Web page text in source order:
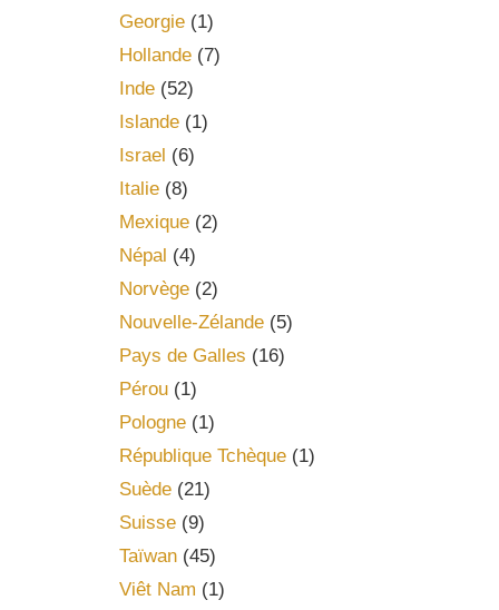
Georgie(1)
Hollande(7)
Inde(52)
Islande(1)
Israel (6)
Italie(8)
Mexique(2)
Népal (4)
Norvège(2)
Nouvelle-Zélande(5)
Pays de Galles (16)
Pérou(1)
Pologne(1)
République Tchèque(1)
Suède(21)
Suisse(9)
Taïwan(45)
Viêt Nam (1)